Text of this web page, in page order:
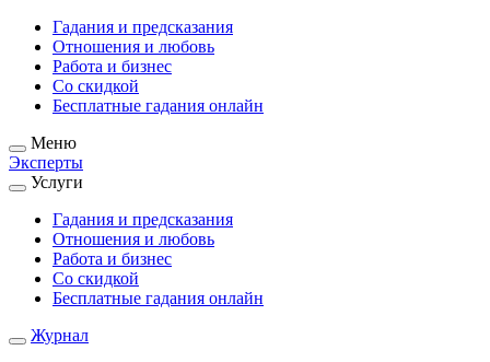
Гадания и предсказания
Отношения и любовь
Работа и бизнес
Со скидкой
Бесплатные гадания онлайн
Меню
Эксперты
Услуги
Гадания и предсказания
Отношения и любовь
Работа и бизнес
Со скидкой
Бесплатные гадания онлайн
Журнал